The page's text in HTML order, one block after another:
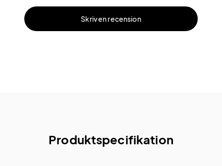
Skriv en recension
Produktspecifikation